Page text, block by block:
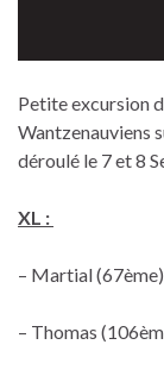
Petite excursion
Wantzenauviens
déroulé le 7 et 8
XL :
– Martial (67ème)
– Thomas